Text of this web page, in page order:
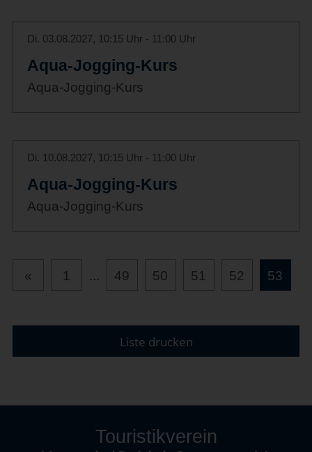
Di. 03.08.2027, 10:15 Uhr - 11:00 Uhr
Aqua-Jogging-Kurs
Aqua-Jogging-Kurs
Di. 10.08.2027, 10:15 Uhr - 11:00 Uhr
Aqua-Jogging-Kurs
Aqua-Jogging-Kurs
« 1 ... 49 50 51 52 53
Liste drucken
Touristikverein